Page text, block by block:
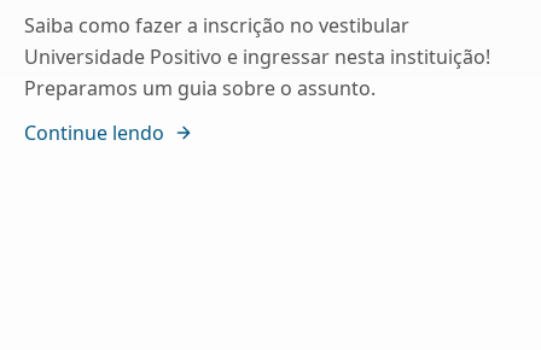
Saiba como fazer a inscrição no vestibular
Universidade Positivo e ingressar nesta instituição!
Preparamos um guia sobre o assunto.
Continue lendo